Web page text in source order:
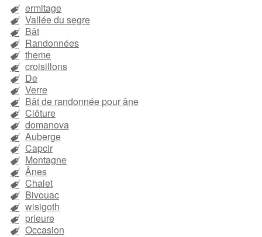
ermitage
Vallée du segre
Bât
Randonnées
theme
croisillons
De
Verre
Bât de randonnée pour âne
Clôture
domanova
Auberge
Capcir
Montagne
Ânes
Chalet
Bivouac
wisigoth
prieure
Occasion